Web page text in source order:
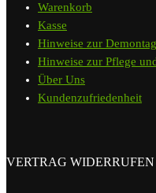
Warenkorb
Kasse
Hinweise zur
Hinweise zur Pflege
Über Uns
Kundenzufriedenheit
VERTRAG WIDERRUFEN